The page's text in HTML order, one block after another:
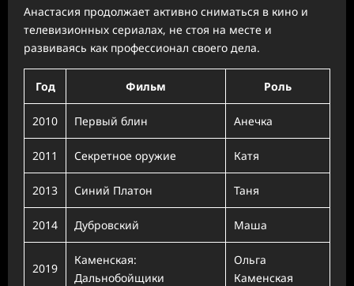
Анастасия продолжает активно сниматься в кино и
телевизионных сериалах, не стоя на месте и
развиваясь как профессионал своего дела.
Год Фильм Роль
2010 Первый блин Анечка
2011 Секретное оружие Катя
2013 Синий Платон Таня
2014 Дубровский Маша
2019
Каменская:
Дальнобойщики
Ольга
Каменская